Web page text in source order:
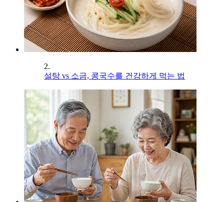
2.
설탕 vs 소금, 콩국수를 건강하게 먹는 법